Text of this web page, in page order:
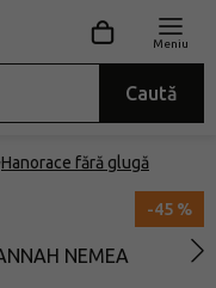
Caută
Meniu
Hanorace fără glugă
-45 %